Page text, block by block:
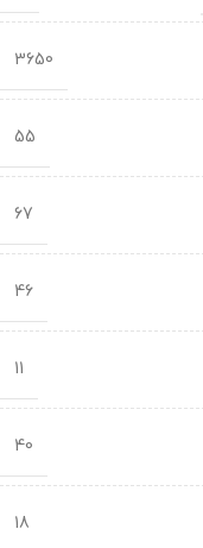
3650
55
67
46
11
40
18